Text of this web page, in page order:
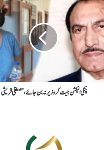
پنکی الیکشن جیت کروزیر نہ بن جائے، مصطفیٰ قریشی